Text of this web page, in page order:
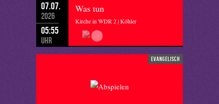
07.07.
2026
05:55
Uhr
Was tun
Kirche in WDR 2 | Köhler
evangelisch